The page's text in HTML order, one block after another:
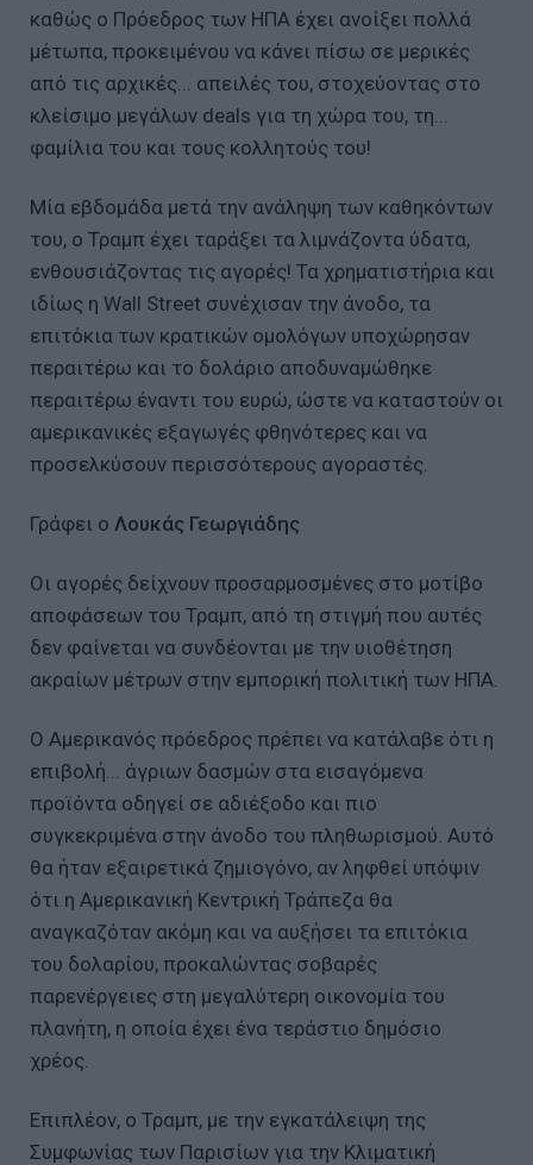
καθώς ο Πρόεδρος των ΗΠΑ έχει ανοίξει πολλά
μέτωπα, προκειμένου να κάνει πίσω σε μερικές
από τις αρχικές... απειλές του, στοχεύοντας στο
κλείσιμο μεγάλων deals για τη χώρα του, τη...
φαμίλια του και τους κολλητούς του!
Μία εβδομάδα μετά την ανάληψη των καθηκόντων
του, ο Τραμπ έχει ταράξει τα λιμνάζοντα ύδατα,
ενθουσιάζοντας τις αγορές! Τα χρηματιστήρια και
ιδίως η Wall Street συνέχισαν την άνοδο, τα
επιτόκια των κρατικών ομολόγων υποχώρησαν
περαιτέρω και το δολάριο αποδυναμώθηκε
περαιτέρω έναντι του ευρώ, ώστε να καταστούν οι
αμερικανικές εξαγωγές φθηνότερες και να
προσελκύσουν περισσότερους αγοραστές.
Γράφει ο Λουκάς Γεωργιάδης
Οι αγορές δείχνουν προσαρμοσμένες στο μοτίβο
αποφάσεων του Τραμπ, από τη στιγμή που αυτές
δεν φαίνεται να συνδέονται με την υιοθέτηση
ακραίων μέτρων στην εμπορική πολιτική των ΗΠΑ.
Ο Αμερικανός πρόεδρος πρέπει να κατάλαβε ότι η
επιβολή... άγριων δασμών στα εισαγόμενα
προϊόντα οδηγεί σε αδιέξοδο και πιο
συγκεκριμένα στην άνοδο του πληθωρισμού. Αυτό
θα ήταν εξαιρετικά ζημιογόνο, αν ληφθεί υπόψιν
ότι η Αμερικανική Κεντρική Τράπεζα θα
αναγκαζόταν ακόμη και να αυξήσει τα επιτόκια
του δολαρίου, προκαλώντας σοβαρές
παρενέργειες στη μεγαλύτερη οικονομία του
πλανήτη, η οποία έχει ένα τεράστιο δημόσιο
χρέος.
Επιπλέον, ο Τραμπ, με την εγκατάλειψη της
Συμφωνίας των Παρισίων για την Κλιματική